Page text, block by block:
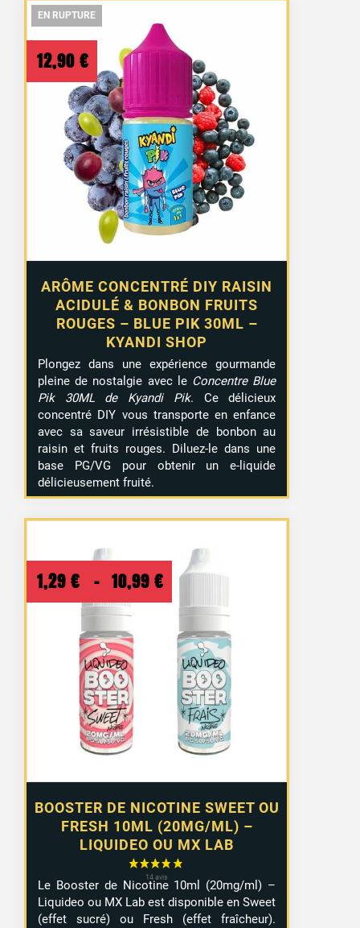
EN RUPTURE
EN RUPTURE
ARÔME CONCENTRÉ DIY RAISIN
ACIDULÉ & BONBON FRUITS
ROUGES – BLUE PIK 30ML –
KYANDI SHOP
12,90 €
Plongez dans une expérience gourmande
pleine de nostalgie avec le Concentre Blue
Pik 30ML de Kyandi Pik. Ce délicieux
concentré DIY vous transporte en enfance
avec sa saveur irrésistible de bonbon au
raisin et fruits rouges. Diluez-le dans une
base PG/VG pour obtenir un e-liquide
délicieusement fruité.
EN RUPTURE
BOOSTER DE NICOTINE SWEET OU
FRESH 10ML (20MG/ML) –
LIQUIDEO OU MX LAB
1,29 € – 10,99 €
Plage
de
prix :
1,29 €
10,99 €
Le Booster de Nicotine 10ml (20mg/ml) –
Liquideo ou MX Lab est disponible en Sweet
(effet sucré) ou Fresh (effet fraîcheur).